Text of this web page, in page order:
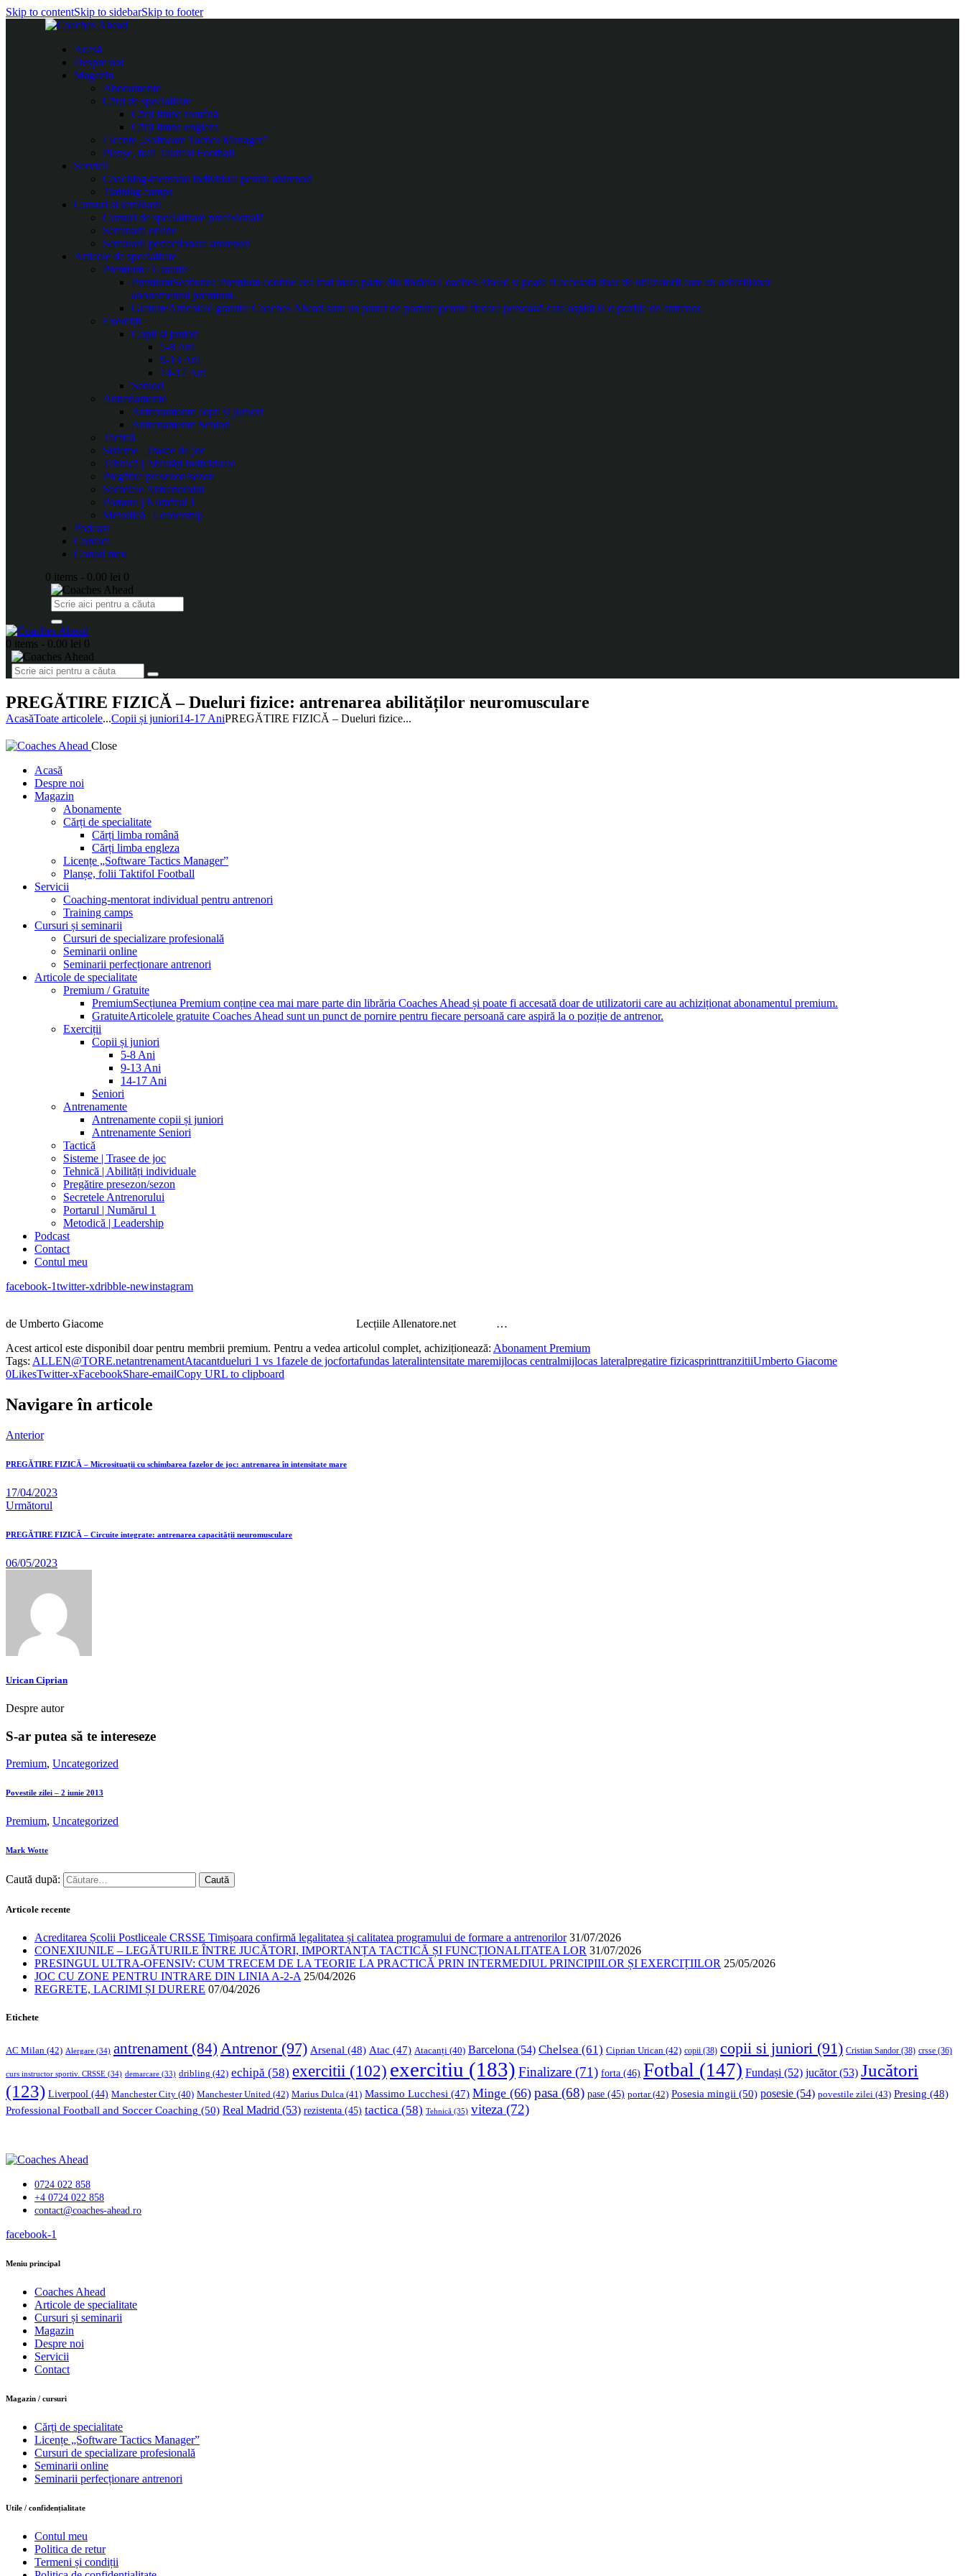
Skip to contentSkip to sidebarSkip to footer
Acasă
Despre noi
Magazin
Abonamente
Cărți de specialitate
Cărți limba română
Cărți limba engleza
Licențe „Software Tactics Manager”
Planșe, folii Taktifol Football
Servicii
Coaching-mentorat individual pentru antrenori
Training camps
Cursuri și seminarii
Cursuri de specializare profesională
Seminarii online
Seminarii perfecționare antrenori
Articole de specialitate
Premium / Gratuite
PremiumSecțiunea Premium conține cea mai mare parte din librăria Coaches Ahead și poate fi accesată doar de utilizatorii care au achiziționat
abonamentul premium.
GratuiteArticolele gratuite Coaches Ahead sunt un punct de pornire pentru fiecare persoană care aspiră la o poziție de antrenor.
Exerciții
Copii și juniori
5-8 Ani
9-13 Ani
14-17 Ani
Seniori
Antrenamente
Antrenamente copii și juniori
Antrenamente Seniori
Tactică
Sisteme | Trasee de joc
Tehnică | Abilități individuale
Pregătire presezon/sezon
Secretele Antrenorului
Portarul | Numărul 1
Metodică | Leadership
Podcast
Contact
Contul meu
0 items - 0.00 lei 0
0 items - 0.00 lei 0
PREGĂTIRE FIZICĂ – Dueluri fizice: antrenarea abilităților neuromusculare
AcasăToate articolele...Copii și juniori14-17 AniPREGĂTIRE FIZICĂ – Dueluri fizice...
Close
Acasă
Despre noi
Magazin
Abonamente
Cărți de specialitate
Cărți limba română
Cărți limba engleza
Licențe „Software Tactics Manager”
Planșe, folii Taktifol Football
Servicii
Coaching-mentorat individual pentru antrenori
Training camps
Cursuri și seminarii
Cursuri de specializare profesională
Seminarii online
Seminarii perfecționare antrenori
Articole de specialitate
Premium / Gratuite
PremiumSecțiunea Premium conține cea mai mare parte din librăria Coaches Ahead și poate fi accesată doar de utilizatorii care au achiziționat abonamentul premium.
GratuiteArticolele gratuite Coaches Ahead sunt un punct de pornire pentru fiecare persoană care aspiră la o poziție de antrenor.
Exerciții
Copii și juniori
5-8 Ani
9-13 Ani
14-17 Ani
Seniori
Antrenamente
Antrenamente copii și juniori
Antrenamente Seniori
Tactică
Sisteme | Trasee de joc
Tehnică | Abilități individuale
Pregătire presezon/sezon
Secretele Antrenorului
Portarul | Numărul 1
Metodică | Leadership
Podcast
Contact
Contul meu
facebook-1twitter-xdribble-newinstagram
de Umberto Giacome Lecțiile Allenatore.net …
Acest articol este disponibil doar pentru membrii premium. Pentru a vedea articolul complet, achiziționează: Abonament Premium
Tags: ALLEN@TORE.netantrenamentAtacantdueluri 1 vs 1fazele de jocfortafundas lateralintensitate maremijlocas centralmijlocas lateralpregatire fizicasprinttranzitiiUmberto Giacome
0LikesTwitter-xFacebookShare-emailCopy URL to clipboard
Navigare în articole
Anterior
PREGĂTIRE FIZICĂ – Microsituații cu schimbarea fazelor de joc: antrenarea în intensitate mare
17/04/2023
Următorul
PREGĂTIRE FIZICĂ – Circuite integrate: antrenarea capacității neuromusculare
06/05/2023
Urican Ciprian
Despre autor
S-ar putea să te intereseze
Premium, Uncategorized
Povestile zilei – 2 iunie 2013
Premium, Uncategorized
Mark Wotte
Caută după:
Articole recente
Acreditarea Școlii Postliceale CRSSE Timișoara confirmă legalitatea și calitatea programului de formare a antrenorilor 31/07/2026
CONEXIUNILE – LEGĂTURILE ÎNTRE JUCĂTORI, IMPORTANȚA TACTICĂ ȘI FUNCȚIONALITATEA LOR 31/07/2026
PRESINGUL ULTRA-OFENSIV: CUM TRECEM DE LA TEORIE LA PRACTICĂ PRIN INTERMEDIUL PRINCIPIILOR ȘI EXERCIȚIILOR 25/05/2026
JOC CU ZONE PENTRU INTRARE DIN LINIA A-2-A 25/04/2026
REGRETE, LACRIMI ȘI DURERE 07/04/2026
Etichete
AC Milan (42) Alergare (34) antrenament (84) Antrenor(97) Arsenal (48) Atac (47) Atacanți (40) Barcelona (54) Chelsea (61) Ciprian Urican (42) copii (38) copii si juniori (91) Cristian Sandor (38) crsse (36)
curs instructor sportiv. CRSSE (34) demarcare (33) dribling (42) echipă (58) exercitii (102) exercitiu (183) Finalizare (71) forta (46) Fotbal (147) Fundași (52) jucător(53) Jucători
(123) Liverpool (44) Manchester City (40) Manchester United (42) Marius Dulca (41) Massimo Lucchesi (47) Minge (66) pasa (68) pase (45) portar(42) Posesia mingii (50) posesie (54) povestile zilei (43) Presing (48)
Professional Football and Soccer Coaching (50) Real Madrid (53) rezistenta (45) tactica (58) Tehnică (35) viteza (72)
0724 022 858
+4 0724 022 858
contact@coaches-ahead.ro
facebook-1
Meniu principal
Coaches Ahead
Articole de specialitate
Cursuri și seminarii
Magazin
Despre noi
Servicii
Contact
Magazin / cursuri
Cărți de specialitate
Licențe „Software Tactics Manager”
Cursuri de specializare profesională
Seminarii online
Seminarii perfecționare antrenori
Utile / confidențialitate
Contul meu
Politica de retur
Termeni și condiții